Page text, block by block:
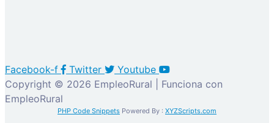
Facebook-f Twitter
Youtube
Copyright © 2026 EmpleoRural | Funciona con
EmpleoRural
PHP Code Snippets Powered By : XYZScripts.com